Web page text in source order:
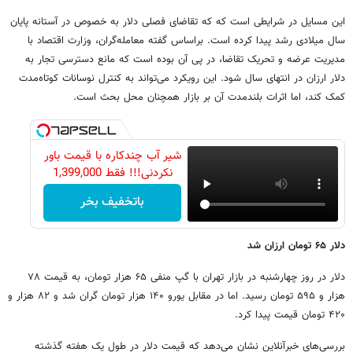
این مسایل در شرایطی است که که تقاضای فصلی دلار به خصوص در آستانه پایان
سال میلادی رشد پیدا کرده است. براساس گفته معامله‌گران، وزارت اقتصاد با
مدیریت عرضه و تحریک تقاضا، در پی آن بوده است که مانع دسترسی تجار به
دلار ارزان در انتهای سال شود. این رویکرد می‌تواند به کنترل نوسانات کوتاه‌مدت
کمک کند، اما اثرات بلندمدت آن بر بازار همچنان محل بحث است.
شیر آب چندکاره با قیمت باور
نکردنی!!! فقط 1,399,000
باتخفیف بخر
دلار ۶۵ تومان ارزان شد
دلار در روز چهارشنبه در بازار تهران با گپ منفی ۶۵ هزار تومان، به قیمت ۷۸
هزار و ۵۹۵ تومان رسید. اما در مقابل یورو ۱۴۰ هزار تومان گران شد و ۸۲ هزار و
۴۲۰ تومان قیمت پیدا کرد.
بررسی‌های خبرآنلاین نشان می‌دهد که قیمت دلار در طول یک هفته گذشته